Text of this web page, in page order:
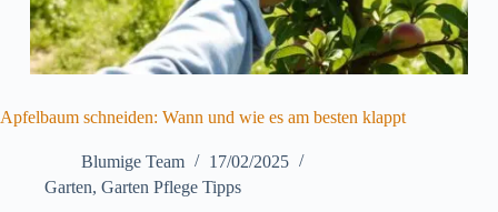
Apfelbaum schneiden: Wann und wie es am besten klappt
Blumige Team
17/02/2025
Garten, Garten Pflege Tipps